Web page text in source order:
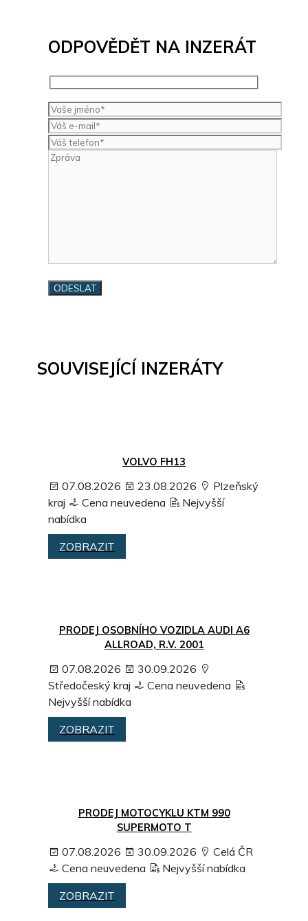
ODPOVĚDĚT NA INZERÁT
SOUVISEJÍCÍ INZERÁTY
VOLVO FH13
07.08.2026 23.08.2026
Plzeňský
kraj
Cena neuvedena
Nejvyšší
nabídka
ZOBRAZIT
PRODEJ OSOBNÍHO VOZIDLA AUDI A6
ALLROAD, R.V. 2001
07.08.2026
30.09.2026
Středočeský kraj
Cena neuvedena
Nejvyšší nabídka
ZOBRAZIT
PRODEJ MOTOCYKLU KTM 990
SUPERMOTO T
07.08.2026 30.09.2026
Celá ČR
Cena neuvedena
Nejvyšší nabídka
ZOBRAZIT